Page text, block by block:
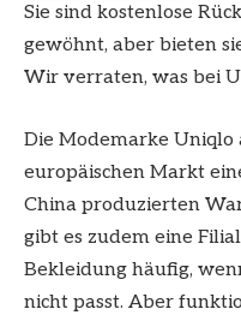
Sie sind kostenlose
gewöhnt, aber bieten
Wir verraten, was bei
Die Modemarke Uniqlo
europäischen Markt
China produzierten
gibt es zudem eine
Bekleidung häufig,
nicht passt. Aber